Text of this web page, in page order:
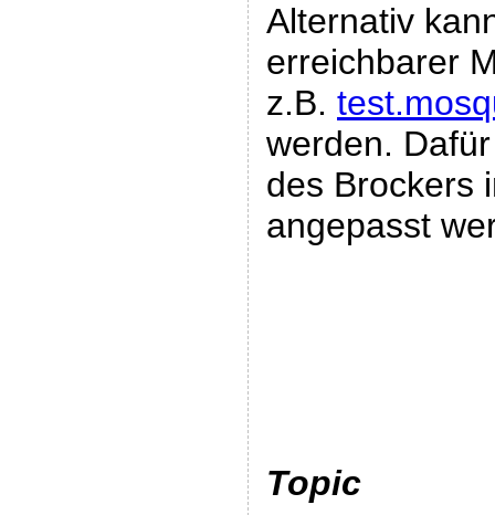
Alternativ
erreichbarer
z.B.
werden.
des Brockers
angepasst
Topic